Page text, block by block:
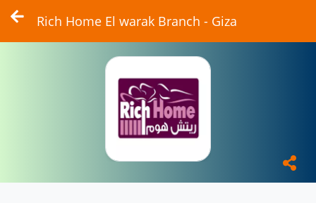
Rich Home El warak Branch - Giza